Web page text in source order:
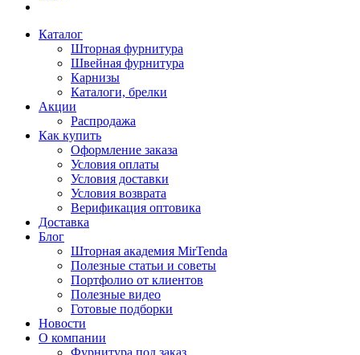
Каталог
Шторная фурнитура
Швейная фурнитура
Карнизы
Каталоги, брелки
Акции
Распродажа
Как купить
Оформление заказа
Условия оплаты
Условия доставки
Условия возврата
Верификация оптовика
Доставка
Блог
Шторная академия MirTenda
Полезные статьи и советы
Портфолио от клиентов
Полезные видео
Готовые подборки
Новости
О компании
Фурнитура под заказ